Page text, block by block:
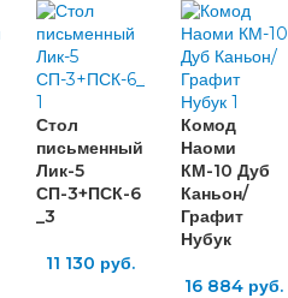
Стол
письменный
Лик-5
СП-3+ПСК-6
_3
11 130 руб.
Комод
Наоми
КМ-10 Дуб
Каньон/
Графит
Нубук
16 884 руб.